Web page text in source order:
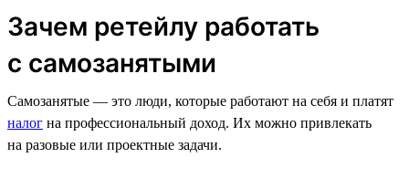
Зачем ретейлу работать
с самозанятыми
Самозанятые — это люди, которые работают на себя и платят
налог на профессиональный доход. Их можно привлекать
на разовые или проектные задачи.